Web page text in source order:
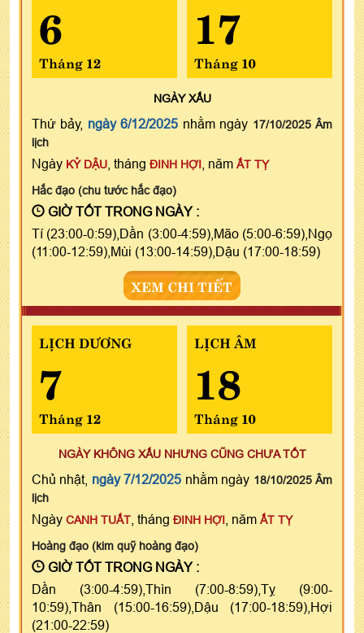
6
Tháng 12
17
Tháng 10
NGÀYXẤU
Thứ bảy, ngày 6/12/2025 nhằm ngày 17/10/2025 Âm
lịch
Ngày KỶ DẬU , tháng ĐINH HỢI , năm ẤT TỴ
Hắc đạo (chu tước hắc đạo)
GIỜ TỐT TRONG NGÀY :
Tí (23:00-0:59),Dần (3:00-4:59),Mão (5:00-6:59),Ngọ
(11:00-12:59),Mùi (13:00-14:59),Dậu (17:00-18:59)
XEM CHI TIẾT
LỊCH DƯƠNG
7
Tháng 12
LỊCH ÂM
18
Tháng 10
NGÀY KHÔNG XẤU NHƯNG CŨNG CHƯA TỐT
Chủ nhật, ngày 7/12/2025 nhằm ngày 18/10/2025 Âm
lịch
Ngày CANH TUẤT , tháng ĐINH HỢI , năm ẤT TỴ
Hoàng đạo (kim quỹ hoàng đạo)
GIỜ TỐT TRONG NGÀY :
Dần (3:00-4:59),Thìn (7:00-8:59),Tỵ (9:00-
10:59),Thân (15:00-16:59),Dậu (17:00-18:59),Hợi
(21:00-22:59)